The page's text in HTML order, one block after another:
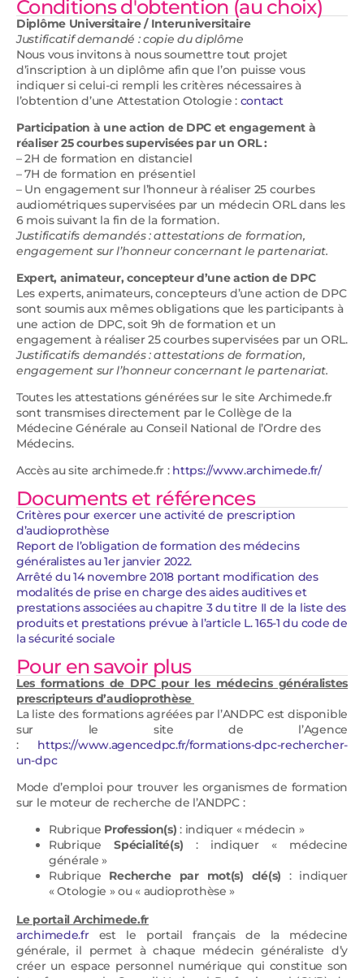
Conditions d'obtention (au choix)
Diplôme Universitaire / Interuniversitaire
Justificatif demandé : copie du diplôme
Nous vous invitons à nous soumettre tout projet
d’inscription à un diplôme afin que l’on puisse vous
indiquer si celui-ci rempli les critères nécessaires à
l’obtention d’une Attestation Otologie : contact
Participation à une action de DPC et engagement à
réaliser 25 courbes supervisées par un ORL :
– 2H de formation en distanciel
– 7H de formation en présentiel
– Un engagement sur l’honneur à réaliser 25 courbes
audiométriques supervisées par un médecin ORL dans les
6 mois suivant la fin de la formation.
Justificatifs demandés : attestations de formation,
engagement sur l’honneur concernant le partenariat.
Expert, animateur, concepteur d’une action de DPC
Les experts, animateurs, concepteurs d’une action de DPC
sont soumis aux mêmes obligations que les participants à
une action de DPC, soit 9h de formation et un
engagement à réaliser 25 courbes supervisées par un ORL.
Justificatifs demandés : attestations de formation,
engagement sur l’honneur concernant le partenariat.
Toutes les attestations générées sur le site Archimede.fr
sont transmises directement par le Collège de la
Médecine Générale au Conseil National de l’Ordre des
Médecins.
Accès au site archimede.fr : https://www.archimede.fr/
Documents et références
Critères pour exercer une activité de prescription
d’audioprothèse
Report de l’obligation de formation des médecins
généralistes au 1er janvier 2022.
Arrêté du 14 novembre 2018 portant modification des
modalités de prise en charge des aides auditives et
prestations associées au chapitre 3 du titre II de la liste des
produits et prestations prévue à l’article L. 165-1 du code de
la sécurité sociale
Pour en savoir plus
Les formations de DPC pour les médecins généralistes
prescripteurs d’audioprothèse
La liste des formations agréées par l’ANDPC est disponible
sur le site de l’Agence
: https://www.agencedpc.fr/formations-dpc-rechercher-
un-dpc
Mode d’emploi pour trouver les organismes de formation
sur le moteur de recherche de l’ANDPC :
Rubrique Profession(s) : indiquer « médecin »
RubriqueSpécialité(s) : indiquer « médecine
générale »
Rubrique Recherche par mot(s) clé(s) : indiquer
« Otologie » ou « audioprothèse »
Le portail Archimede.fr
archimede.frest le portail français de la médecine
générale, il permet à chaque médecin généraliste d’y
créer un espace personnel numérique qui constitue son